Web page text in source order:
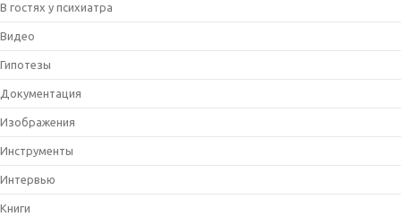
В гостях у психиатра
Видео
Гипотезы
Документация
Изображения
Инструменты
Интервью
Книги